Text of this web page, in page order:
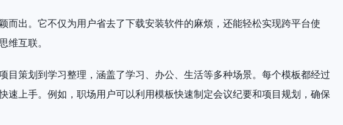
出。它不仅为用户省去了下载安装软件的麻烦，还能轻松实现跨平台使
维互联。
策划到学习整理，涵盖了学习、办公、生活等多种场景。每个模板都经过
上手。例如，职场用户可以利用模板快速制定会议纪要和项目规划，确保